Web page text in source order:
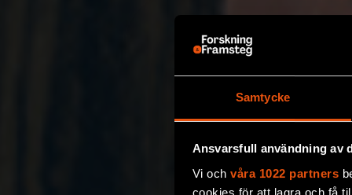
Samtycke
Ansvarsfull användning av
Vi och våra 1022 partners
cookies för att lagra och få